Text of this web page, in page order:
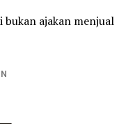
ajakan menjual